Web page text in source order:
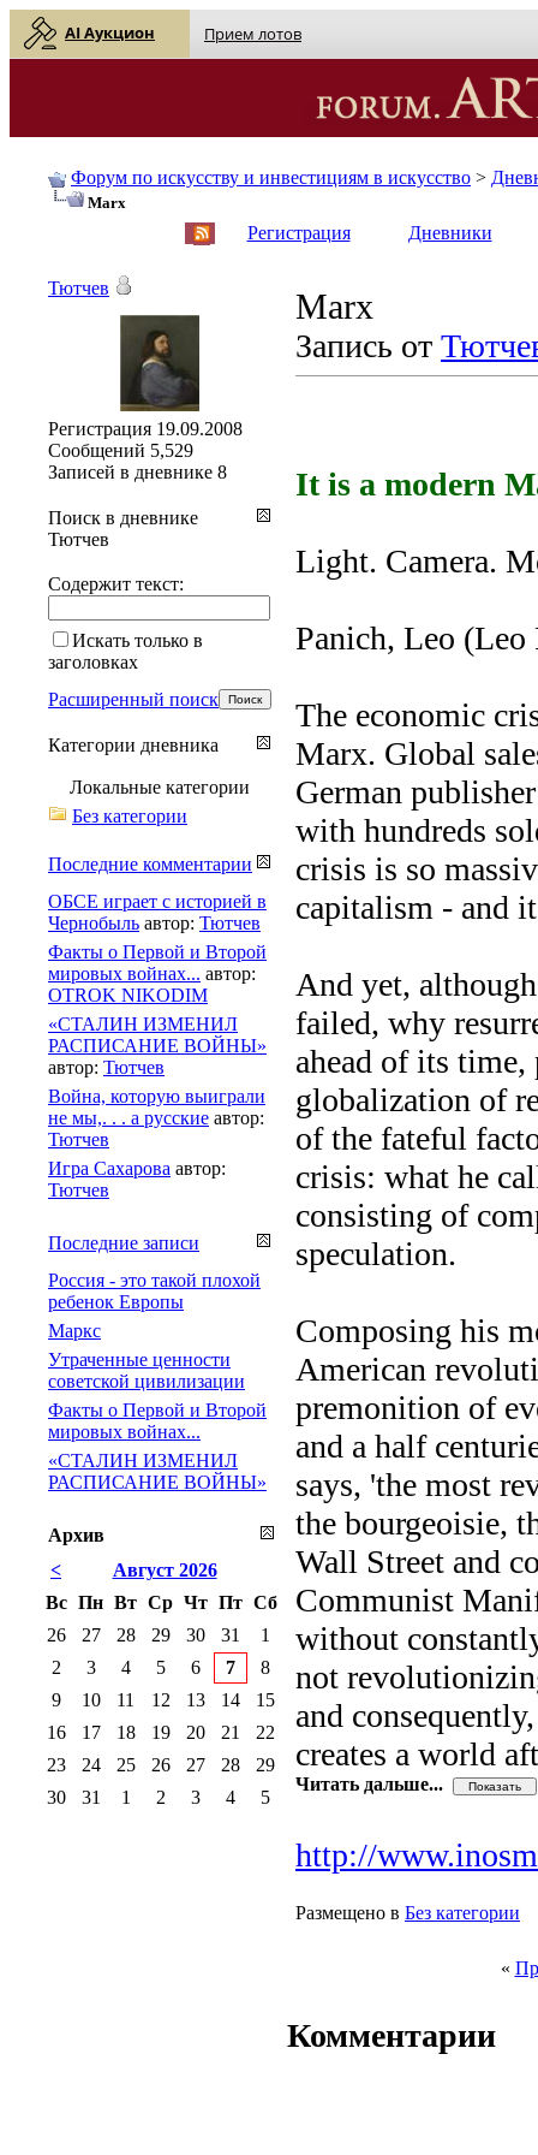
AI Аукцион Прием лотов
Форум по искусству и инвестициям в искусство >
Marx
Регистрация Дневники
Marx
Запись от
It is a modern
Light. Camera.
Panich, Leo
The economic
Marx. Global
German
with hundreds
crisis is so
capitalism - and
And yet,
failed, why
ahead of its
globalization of
of the fateful
crisis: what he
consisting of
speculation.
Composing his
American
premonition of
and a half
says, 'the most
the bourgeoisie,
Wall Street and
Communist
without
not
and
creates a world
Читать дальше...
http://
Размещено в Без категории
«
Комментарии
Тютчев
Регистрация 19.09.2008
Сообщений 5,529
Записей в дневнике 8
Поиск в дневнике
Тютчев
Содержит текст:
Искать только в
заголовках
Расширенный поиск
Категории дневника
Локальные категории
Без категории
Последние комментарии
ОБСЕ играет с историей в
Чернобыль автор: Тютчев
Факты о Первой и Второй
мировых войнах... автор:
OTROK NIKODIM
«СТАЛИН ИЗМЕНИЛ
РАСПИСАНИЕ ВОЙНЫ»
автор: Тютчев
Война, которую выиграли
не мы,. . . а русские автор:
Тютчев
Игра Сахарова автор:
Тютчев
Последние записи
Россия - это такой плохой
ребенок Европы
Маркс
Утраченные ценности
советской цивилизации
Факты о Первой и Второй
мировых войнах...
«СТАЛИН ИЗМЕНИЛ
РАСПИСАНИЕ ВОЙНЫ»
Архив
<
Август 2026
Вс Пн Вт Ср Чт Пт Сб
26
27 28 29 30 31
1
2
3 4 5 6 7
8
9
10 11 12 13 14
15
16
17 18 19 20 21
22
23
24 25 26 27 28
29
30
31 1 2 3 4 5